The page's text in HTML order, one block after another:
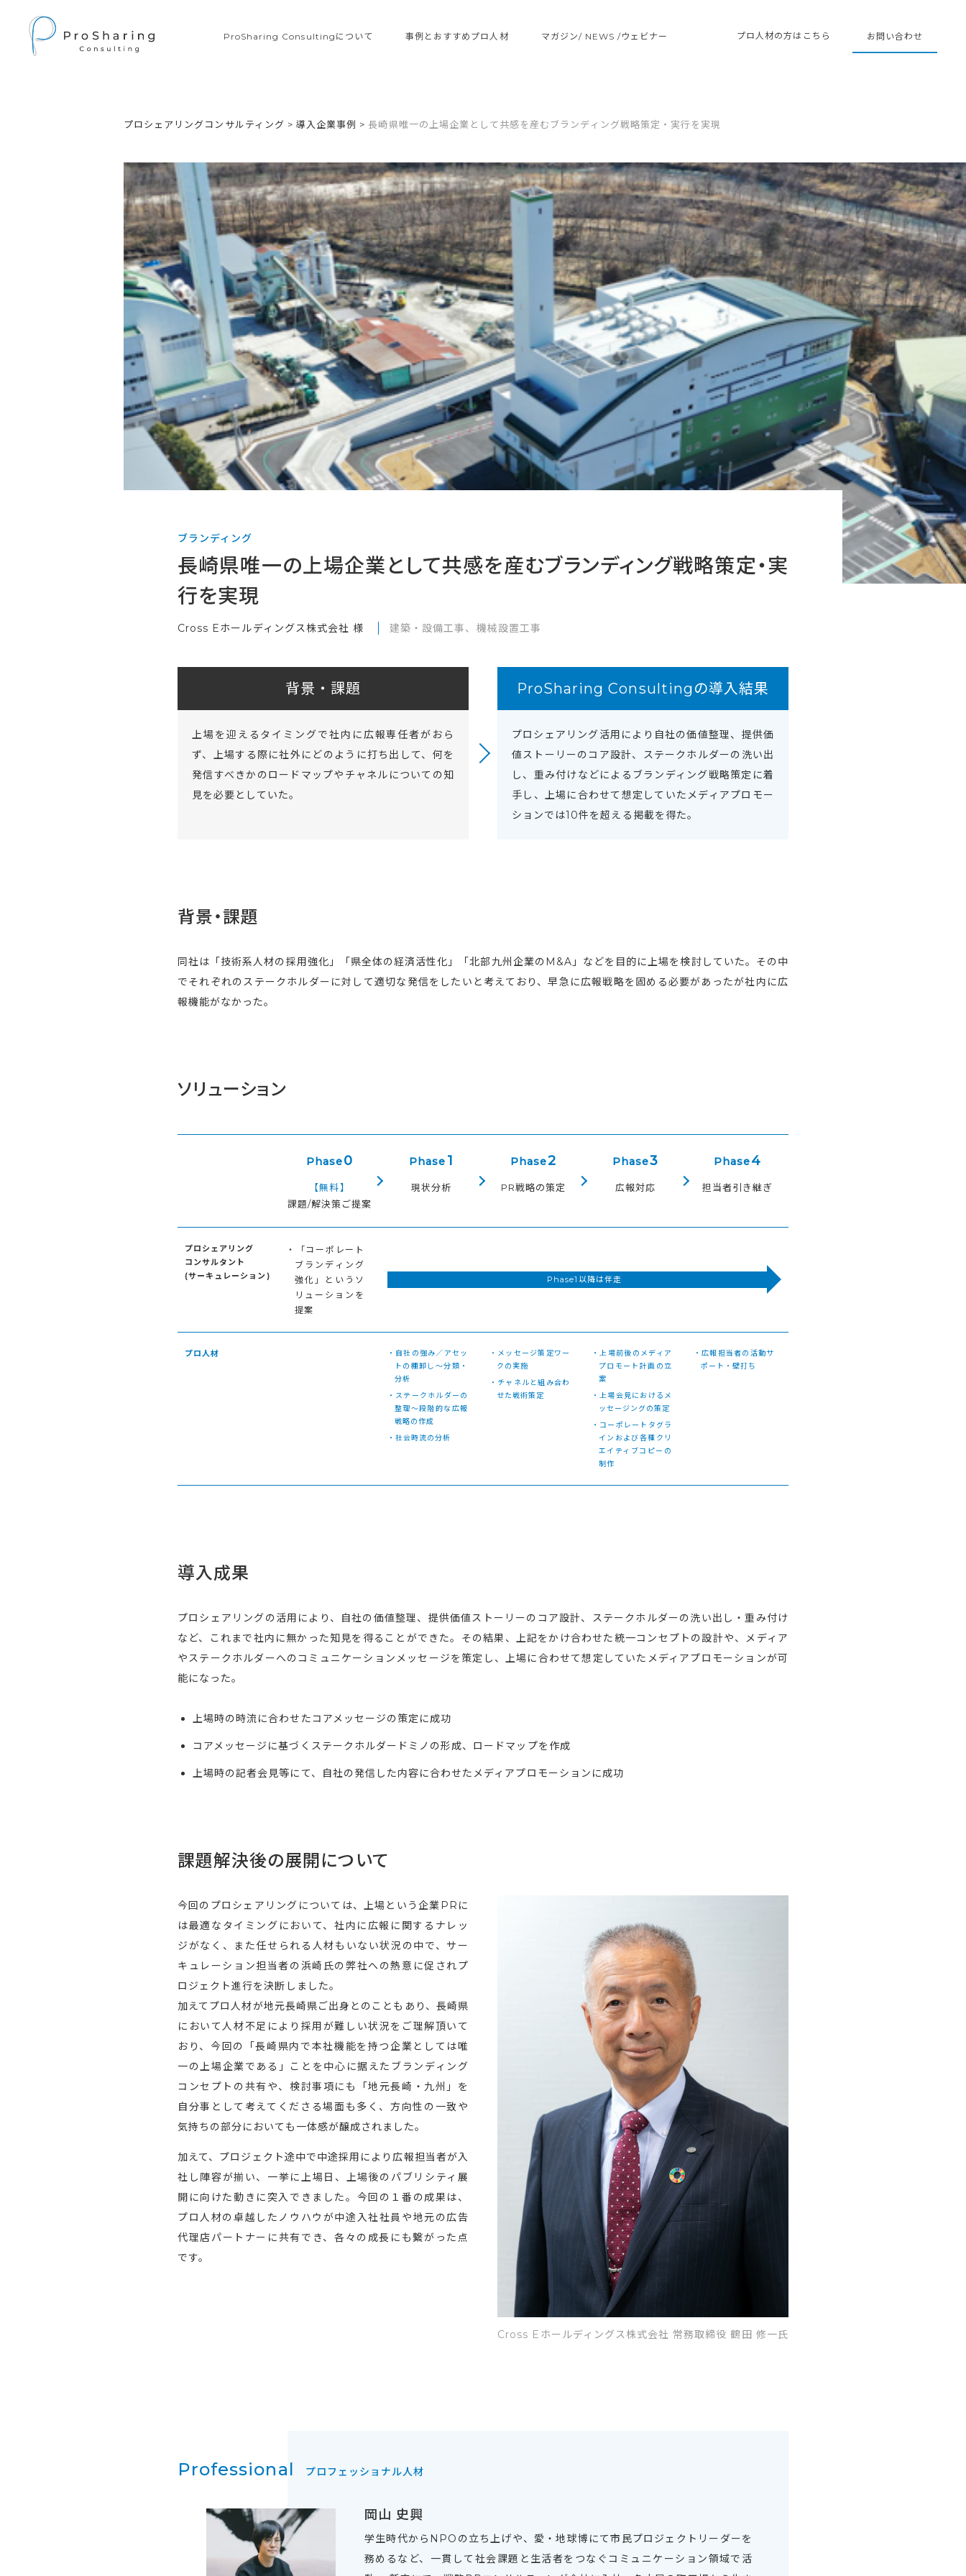
ProSharing Consultingについて 事例とおすすめプロ人材 マガジン/ NEWS /ウェビナー プロ人材の方はこちら お問い合わせ
プロシェアリングコンサルティング > 導入企業事例 >長崎県唯一の上場企業として共感を産むブランディング戦略策定・実行を実現
ブランディング
長崎県唯一の上場企業として共感を産むブランディング戦略策定・実
行を実現
Cross Eホールディングス株式会社 様 建築・設備工事、機械設置工事
背景・課題
上場を迎えるタイミングで社内に広報専任者がおら
ず、上場する際に社外にどのように打ち出して、何を
発信すべきかのロードマップやチャネルについての知
見を必要としていた。
ProSharing Consultingの導入結果
プロシェアリング活用により自社の価値整理、提供価
値ストーリーのコア設計、ステークホルダーの洗い出
し、重み付けなどによるブランディング戦略策定に着
手し、上場に合わせて想定していたメディアプロモー
ションでは10件を超える掲載を得た。
背景・課題
同社は「技術系人材の採用強化」「県全体の経済活性化」「北部九州企業のM&A」などを目的に上場を検討していた。その中
でそれぞれのステークホルダーに対して適切な発信をしたいと考えており、早急に広報戦略を固める必要があったが社内に広
報機能がなかった。
ソリューション
Phase0
【無料】
課題/解決策ご提案
Phase 1
現状分析
Phase2
PR戦略の策定
Phase3
広報対応
Phase4
担当者引き継ぎ
プロシェアリング
コンサルタント
(サーキュレーション)
・「コーポレート
ブランディング
強化」というソ
リューションを
提案
Phase1以降は伴走
プロ人材
・自社の強み／アセッ
トの棚卸し〜分類・
分析
・ステークホルダーの
整理〜段階的な広報
戦略の作成
・社会時流の分析
・メッセージ策定ワー
クの実施
・チャネルと組み合わ
せた戦術策定
・上場前後のメディア
プロモート計画の立
案
・上場会見におけるメ
ッセージングの策定
・コーポレートタグラ
インおよび各種クリ
エイティブコピーの
制作
・広報担当者の活動サ
ポート・壁打ち
導入成果
プロシェアリングの活用により、自社の価値整理、提供価値ストーリーのコア設計、ステークホルダーの洗い出し・重み付け
など、これまで社内に無かった知見を得ることができた。その結果、上記をかけ合わせた統一コンセプトの設計や、メディア
やステークホルダーへのコミュニケーションメッセージを策定し、上場に合わせて想定していたメディアプロモーションが可
能になった。
上場時の時流に合わせたコアメッセージの策定に成功
コアメッセージに基づくステークホルダードミノの形成、ロードマップを作成
上場時の記者会見等にて、自社の発信した内容に合わせたメディアプロモーションに成功
課題解決後の展開について
今回のプロシェアリングについては、上場という企業PRに
は最適なタイミングにおいて、社内に広報に関するナレッ
ジがなく、また任せられる人材もいない状況の中で、サー
キュレーション担当者の浜崎氏の弊社への熱意に促されプ
ロジェクト進行を決断しました。
加えてプロ人材が地元長崎県ご出身とのこともあり、長崎県
において人材不足により採用が難しい状況をご理解頂いて
おり、今回の「長崎県内で本社機能を持つ企業としては唯
一の上場企業である」ことを中心に据えたブランディング
コンセプトの共有や、検討事項にも「地元長崎・九州」を
自分事として考えてくださる場面も多く、方向性の一致や
気持ちの部分においても一体感が醸成されました。
加えて、プロジェクト途中で中途採用により広報担当者が入
社し陣容が揃い、一挙に上場日、上場後のパブリシティ展
開に向けた動きに突入できました。今回の１番の成果は、
プロ人材の卓越したノウハウが中途入社社員や地元の広告
代理店パートナーに共有でき、各々の成長にも繋がった点
です。
Cross Eホールディングス株式会社 常務取締役 鶴田 修一氏
Professional プロフェッショナル人材
岡山 史興
学生時代からNPOの立ち上げや、愛・地球博にて市民プロジェクトリーダーを
務めるなど、一貫して社会課題と生活者をつなぐコミュニケーション領域で活